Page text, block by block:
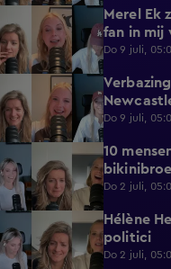
Merel Ek
fan in mij
Do 9 juli,
Do 9 juli,
10
Do 2 juli,
Hélène
politici
Do 2 juli,